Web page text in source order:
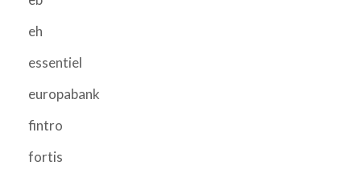
eh
essentiel
europabank
fintro
fortis